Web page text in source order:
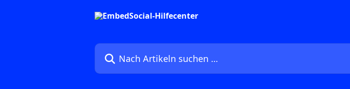
Nach Artikeln suchen …